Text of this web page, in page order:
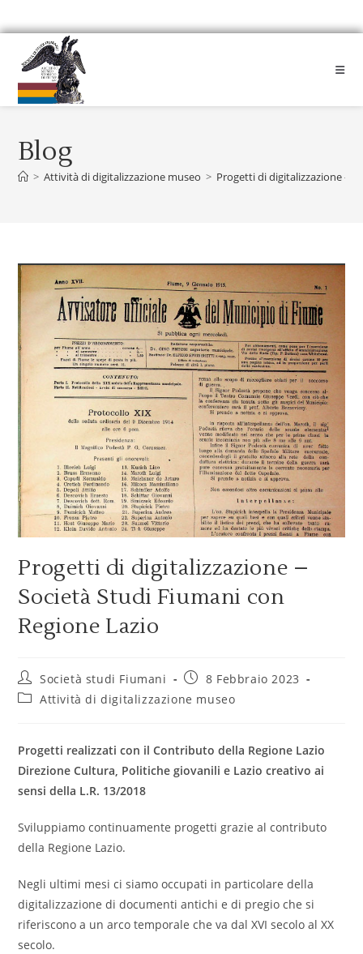
Blog
> Attività di digitalizzazione museo > Progetti di digitalizzazione –
Progetti di digitalizzazione –
Società Studi Fiumani con
Regione Lazio
Società studi Fiumani
8 Febbraio 2023
Attività di digitalizzazione museo
Progetti realizzati con il Contributo della Regione Lazio
Direzione Cultura, Politiche giovanili e Lazio creativo ai
sensi della L.R. 13/2018
Sviluppiamo continuamente progetti grazie al contributo
della Regione Lazio.
Negli ultimi mesi ci siamo occupati in particolare della
digitalizzazione di documenti antichi e di pregio che si
riferiscono a un arco temporale che va dal XVI secolo al XX
secolo.